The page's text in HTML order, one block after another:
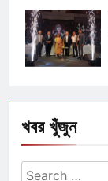
খবর খুঁজুন
Search